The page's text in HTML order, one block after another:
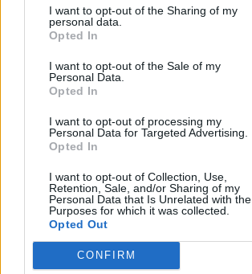
I want to opt-out of the Sharing of my
personal data.
Opted In
I want to opt-out of the Sale of my
Personal Data.
Opted In
I want to opt-out of processing my
Personal Data for Targeted Advertising.
Opted In
I want to opt-out of Collection, Use,
Retention, Sale, and/or Sharing of my
Personal Data that Is Unrelated with the
Purposes for which it was collected.
Opted Out
CONFIRM
közoktatás helyzete